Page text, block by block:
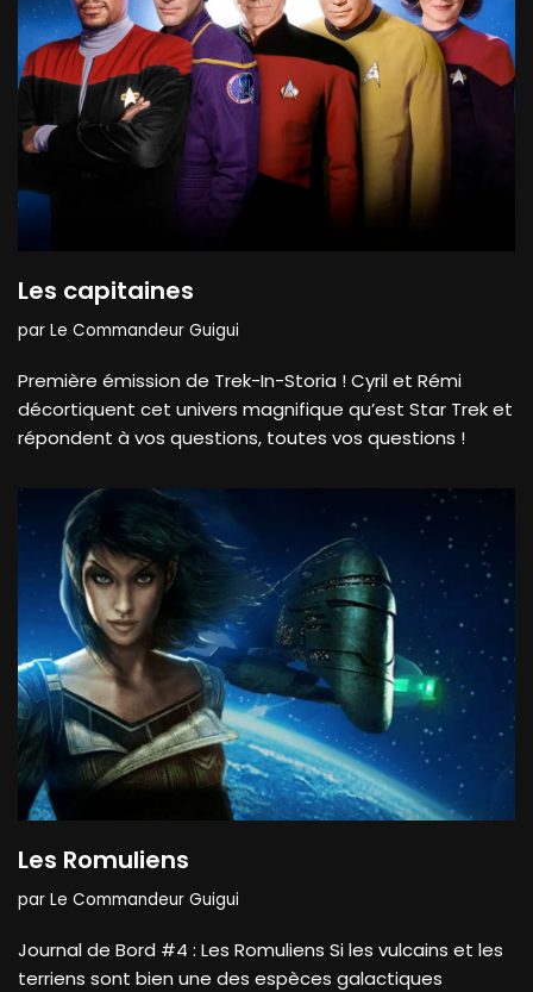
Les capitaines
par Le Commandeur Guigui
Première émission de Trek-In-Storia ! Cyril et Rémi
décortiquent cet univers magnifique qu’est Star Trek et
répondent à vos questions, toutes vos questions !
Les Romuliens
par Le Commandeur Guigui
Journal de Bord #4 : Les Romuliens Si les vulcains et les
terriens sont bien une des espèces galactiques